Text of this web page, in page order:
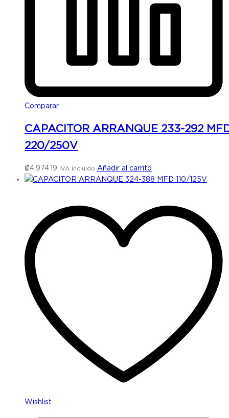
Comparar
CAPACITOR ARRANQUE 233-292
220/250V
₡4,974.19 IVA incluido Añadir al carrito
Wishlist